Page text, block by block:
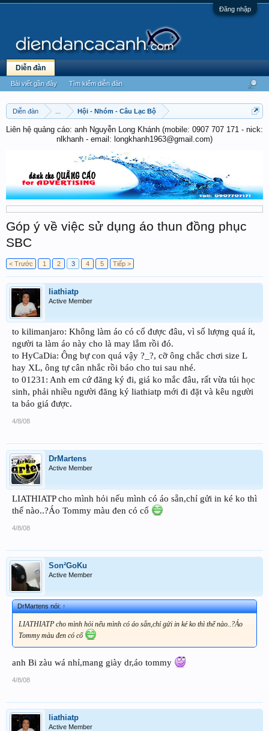
Đăng nhập
Diễn đàn Hội - Nhóm - Câu Lạc Bộ
Liên hệ quảng cáo: anh Nguyễn Long Khánh (mobile: 0907 707 171 - nick:
nlkhanh - email: longkhanh1963@gmail.com)
Góp ý về việc sử dụng áo thun đồng phục
SBC
< Trước 1 2 3 4 5 Tiếp >
liathiatp
Active Member
to kilimanjaro: Không làm áo có cổ được đâu, vì số lượng quá ít,
người ta làm áo này cho là may lắm rồi đó.
to HyCaDia: Ông bự con quá vậy ?_?, cỡ ông chắc chơi size L
hay XL, ông tự cân nhắc rồi báo cho tui sau nhé.
to 01231: Anh em cứ đăng ký đi, giá ko mắc đâu, rất vừa túi học
sinh, phải nhiều người đăng ký liathiatp mới đi đặt và kêu người
ta báo giá được.
4/8/08
DrMartens
Active Member
LIATHIATP cho mình hỏi nếu mình có áo sẵn,chỉ gửi in ké ko thì
thế nào..?Áo Tommy màu đen có cổ
4/8/08
Son²GoKu
Active Member
DrMartens nói:↑
LIATHIATP cho mình hỏi nếu mình có áo sẵn,chỉ gửi in ké ko thì thế nào..?Áo
Tommy màu đen có cổ
anh Bi zàu wá nhỉ,mang giày dr,áo tommy
4/8/08
liathiatp
Active Member
Diễn đàn
Bài viết gần đây Tìm kiếm diễn đàn